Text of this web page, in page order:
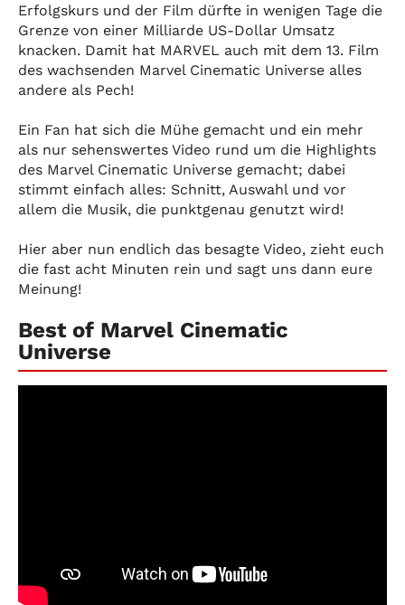
Erfolgskurs und der Film dürfte in wenigen Tage die
Grenze von einer Milliarde US-Dollar Umsatz
knacken. Damit hat MARVEL auch mit dem 13. Film
des wachsenden Marvel Cinematic Universe alles
andere als Pech!
Ein Fan hat sich die Mühe gemacht und ein mehr
als nur sehenswertes Video rund um die Highlights
des Marvel Cinematic Universe gemacht; dabei
stimmt einfach alles: Schnitt, Auswahl und vor
allem die Musik, die punktgenau genutzt wird!
Hier aber nun endlich das besagte Video, zieht euch
die fast acht Minuten rein und sagt uns dann eure
Meinung!
Best of Marvel Cinematic
Universe